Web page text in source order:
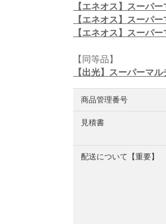
【エネオス】スーパ
【エネオス】スーパ
【エネオス】スーパ
【同等品】
【出光】スーパーマ
商品管理番号
見積書
配送について【重要】